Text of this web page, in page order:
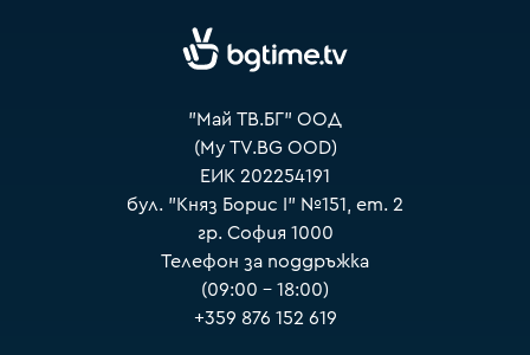
"Май ТВ.БГ" ООД
(My TV.BG OOD)
ЕИК 202254191
бул. "Княз Борис I" №151, ет. 2
гр. София 1000
Телефон за поддръжка
(09:00 – 18:00)
+359 876 152 619